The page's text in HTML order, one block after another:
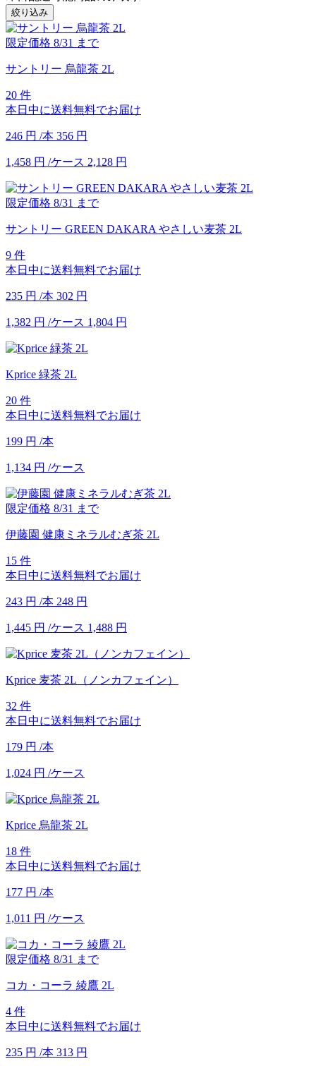
絞り込み
限定価格 8/31 まで
サントリー 烏龍茶 2L
20 件
本日中に送料無料でお届け
246 円 /本 356 円
1,458 円 /ケース 2,128 円
限定価格 8/31 まで
サントリー GREEN DAKARA やさしい麦茶 2L
9 件
本日中に送料無料でお届け
235 円 /本 302 円
1,382 円 /ケース 1,804 円
Kprice 緑茶 2L
20 件
本日中に送料無料でお届け
199 円 /本
1,134 円 /ケース
限定価格 8/31 まで
伊藤園 健康ミネラルむぎ茶 2L
15 件
本日中に送料無料でお届け
243 円 /本 248 円
1,445 円 /ケース 1,488 円
Kprice 麦茶 2L（ノンカフェイン）
32 件
本日中に送料無料でお届け
179 円 /本
1,024 円 /ケース
Kprice 烏龍茶 2L
18 件
本日中に送料無料でお届け
177 円 /本
1,011 円 /ケース
限定価格 8/31 まで
コカ・コーラ 綾鷹 2L
4 件
本日中に送料無料でお届け
235 円 /本 313 円